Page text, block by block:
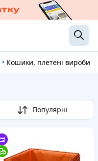
• Кошики, плетені вироби
Популярні